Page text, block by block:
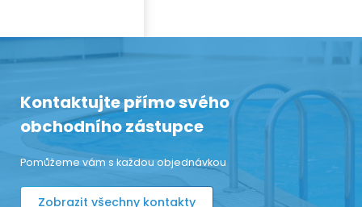
Kontaktujte přímo svého
obchodního zástupce
Pomůžeme vám s každou objednávkou
Zobrazit všechny kontakty